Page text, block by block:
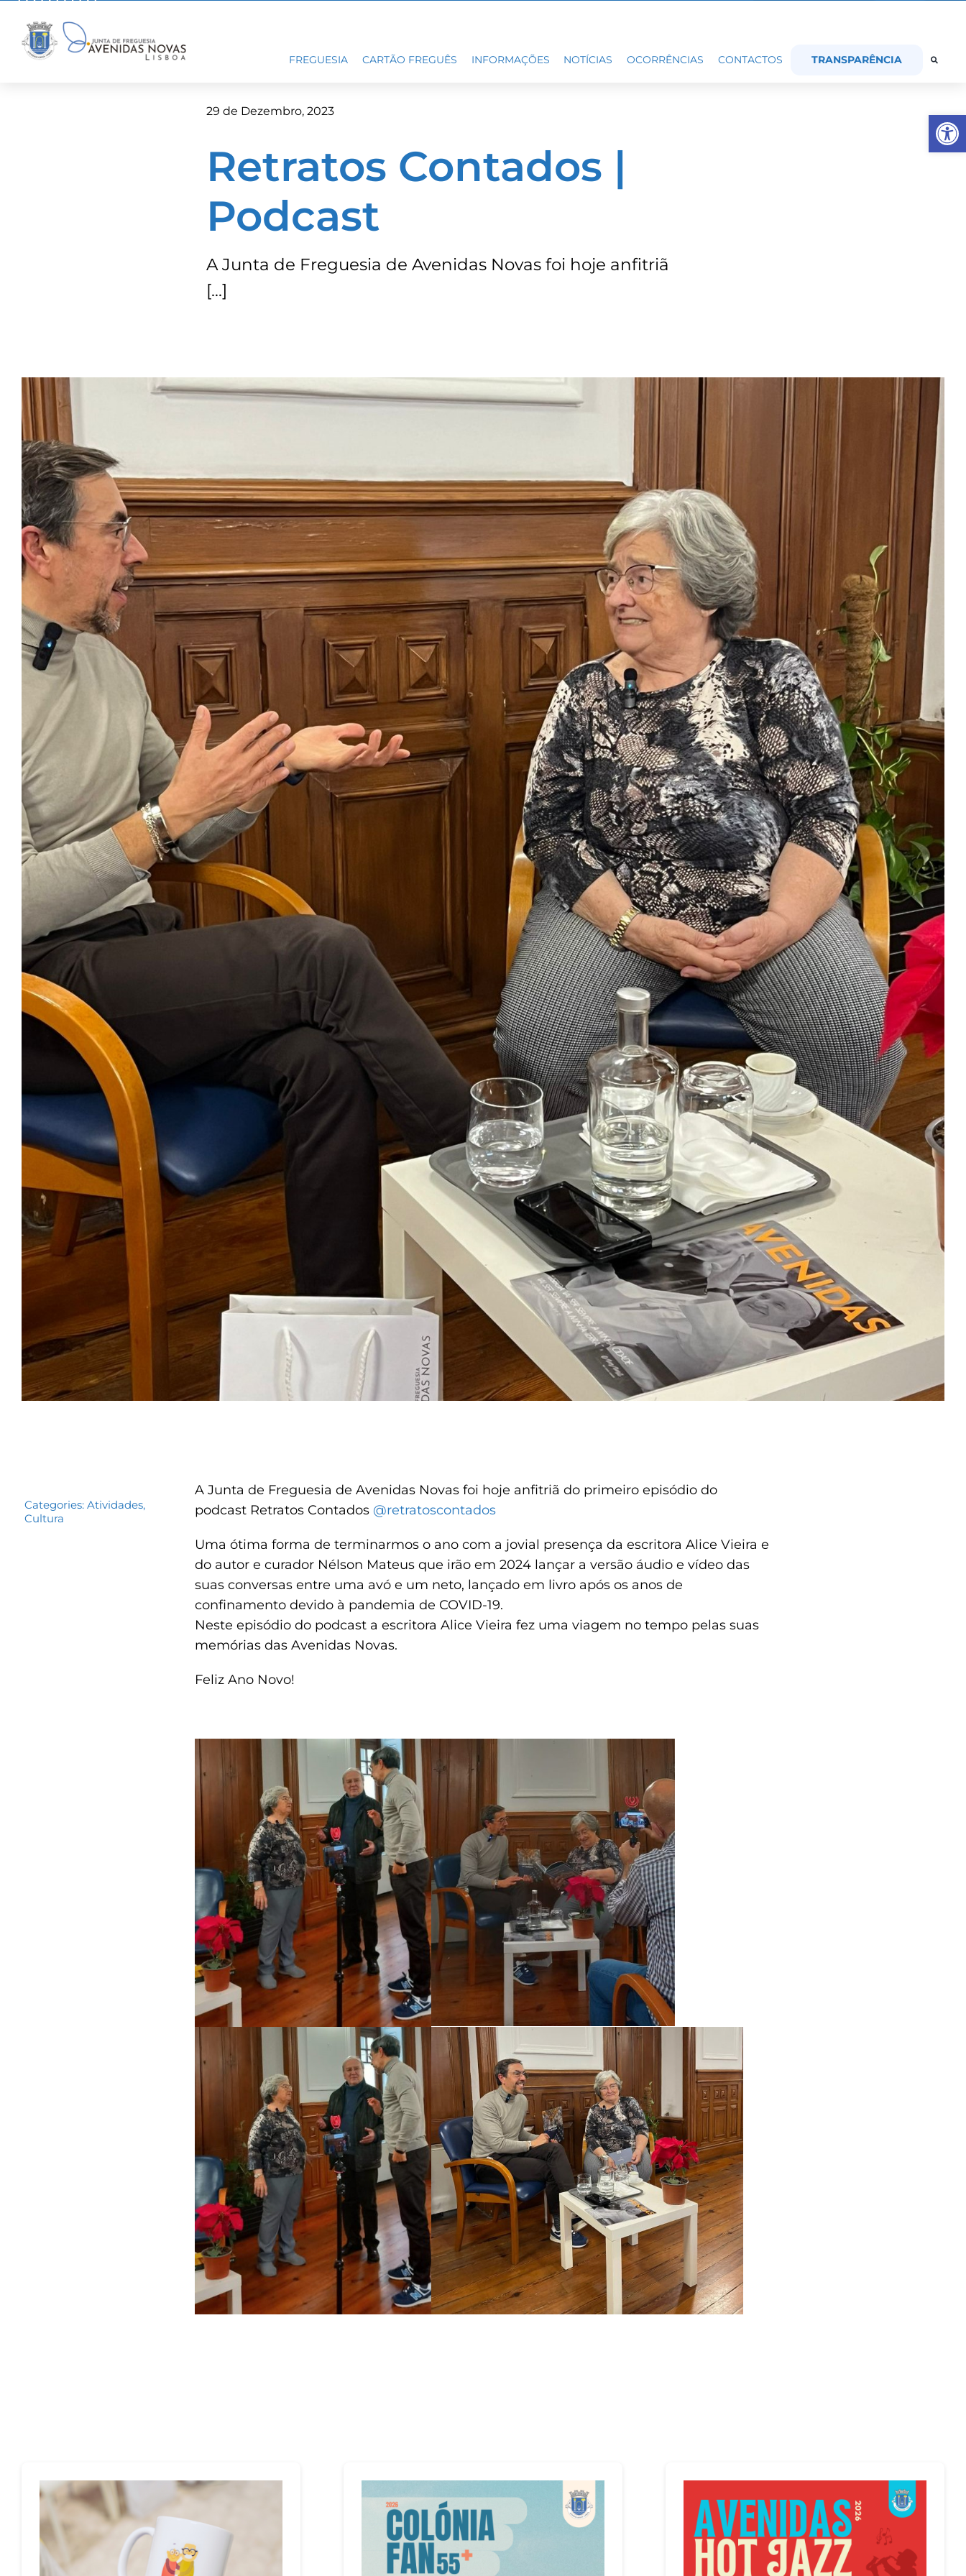
content
FREGUESIA CARTÃO FREGUÊS INFORMAÇÕES NOTÍCIAS OCORRÊNCIAS CONTACTOS TRANSPARÊNCIA
29 de Dezembro, 2023
Retratos Contados |
Podcast
A Junta de Freguesia de Avenidas Novas foi hoje anfitriã
[…]
Categories:Atividades,
Cultura
A Junta de Freguesia de Avenidas Novas foi hoje anfitriã do primeiro episódio do
podcast Retratos Contados @retratoscontados
Uma ótima forma de terminarmos o ano com a jovial presença da escritora Alice Vieira e
do autor e curador Nélson Mateus que irão em 2024 lançar a versão áudio e vídeo das
suas conversas entre uma avó e um neto, lançado em livro após os anos de
confinamento devido à pandemia de COVID-19.
Neste episódio do podcast a escritora Alice Vieira fez uma viagem no tempo pelas suas
memórias das Avenidas Novas.
Feliz Ano Novo!